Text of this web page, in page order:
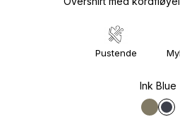
Pustende
Ink Blue